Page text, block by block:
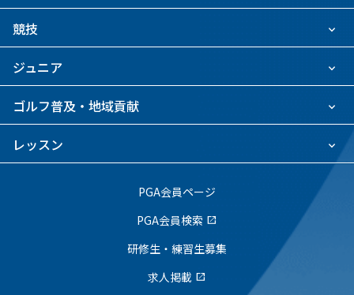
競技
ジュニア
ゴルフ普及・地域貢献
レッスン
PGA会員ページ
PGA会員検索 open_in_new
研修生・練習生募集
求人掲載 open_in_new